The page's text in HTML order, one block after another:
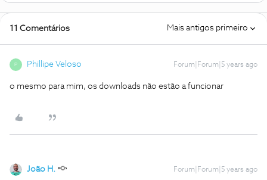
11 Comentários Mais antigos primeiro
P Phillipe Veloso Forum|Forum|5 years ago
o mesmo para mim, os downloads não estão a funcionar
João H. Forum|Forum|5 years ago